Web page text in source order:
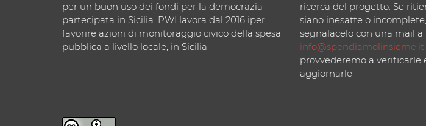
per un buon uso dei fondi per la democrazia
partecipata in Sicilia. PWI lavora dal 2016 iper
favorire azioni di monitoraggio civico della spesa
pubblica a livello locale, in Sicilia.
ricerca del progetto. Se
siano inesatte o incomplete,
segnalacelo con una mail a
info@spendiamolinsieme.it
provvederemo a verificarle
aggiornarle.